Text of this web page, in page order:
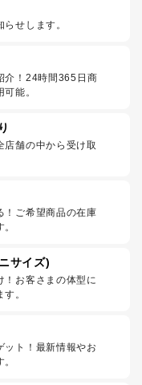
せします。
介！24時間365日商
能。
店舗の中から受け取
！ご希望商品の在庫
サイズ)
！お客さまの体型に
。
ット！最新情報やお